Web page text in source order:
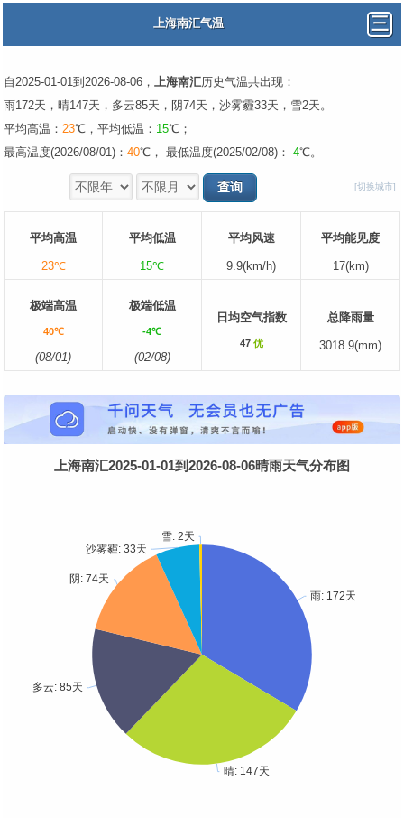
上海南汇气温
自2025-01-01到2026-08-06， 上海南汇历史气温共出现：
雨172天，晴147天，多云85天，阴74天，沙雾霾33天，雪2天。
平均高温： 23℃，平均低温： 15℃；
最高温度(2026/08/01)： 40℃， 最低温度(2025/02/08)： -4℃。
[切换城市]
平均高温
23℃
平均低温
15℃
平均风速
9.9(km/h)
平均能见度
17(km)
极端高温
40℃
(08/01)
极端低温
-4℃
(02/08)
日均空气指数
47 优
总降雨量
3018.9(mm)
上海南汇2025-01-01到2026-08-06晴雨天气分布图